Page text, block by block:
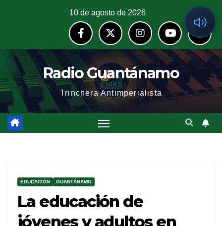
10 de agosto de 2026
Radio Guantánamo
Trinchera Antimperialista
EDUCACIÓN GUANTÁNAMO
La educación de
jóvenes y adultos en